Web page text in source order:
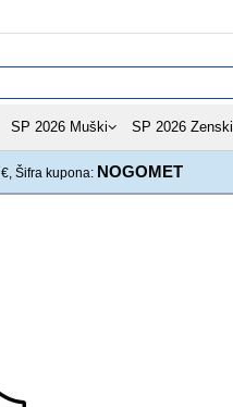
SP 2026 Muški SP 2026 Zenski
€, Šifra kupona: NOGOMET